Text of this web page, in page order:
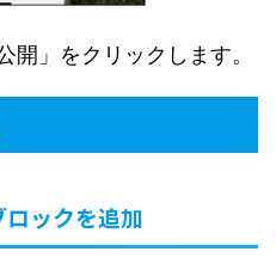
開」をクリックします。
ックを追加